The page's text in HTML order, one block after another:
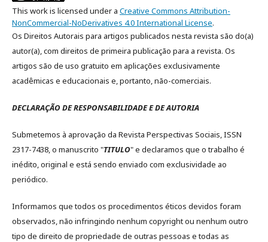
This work is licensed under a Creative Commons Attribution-
NonCommercial-NoDerivatives 4.0 International License.
Os Direitos Autorais para artigos publicados nesta revista são do(a)
autor(a), com direitos de primeira publicação para a revista. Os
artigos são de uso gratuito em aplicações exclusivamente
acadêmicas e educacionais e, portanto, não-comerciais.
DECLARAÇÃO DE RESPONSABILIDADE E DE AUTORIA
Submetemos à aprovação da Revista Perspectivas Sociais, ISSN
2317-7438, o manuscrito "TITULO" e declaramos que o trabalho é
inédito, original e está sendo enviado com exclusividade ao
periódico.
Informamos que todos os procedimentos éticos devidos foram
observados, não infringindo nenhum copyright ou nenhum outro
tipo de direito de propriedade de outras pessoas e todas as